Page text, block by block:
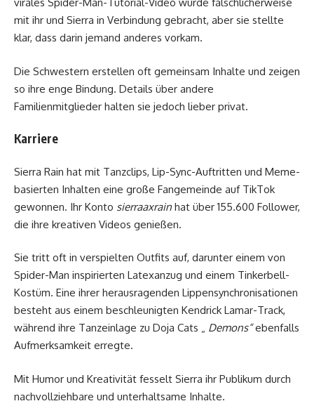
mit ihr und Sierra in Verbindung gebracht, aber sie stellte
klar, dass darin jemand anderes vorkam.
Die Schwestern erstellen oft gemeinsam Inhalte und zeigen
so ihre enge Bindung. Details über andere
Familienmitglieder halten sie jedoch lieber privat.
Karriere
Sierra Rain hat mit Tanzclips, Lip-Sync-Auftritten und Meme-
basierten Inhalten eine große Fangemeinde auf TikTok
gewonnen. Ihr Konto sierraaxrain hat über 155.600 Follower,
die ihre kreativen Videos genießen.
Sie tritt oft in verspielten Outfits auf, darunter einem von
Spider-Man inspirierten Latexanzug und einem Tinkerbell-
Kostüm. Eine ihrer herausragenden Lippensynchronisationen
besteht aus einem beschleunigten Kendrick Lamar-Track,
während ihre Tanzeinlage zu Doja Cats „ Demons“ebenfalls
Aufmerksamkeit erregte.
Mit Humor und Kreativität fesselt Sierra ihr Publikum durch
nachvollziehbare und unterhaltsame Inhalte.